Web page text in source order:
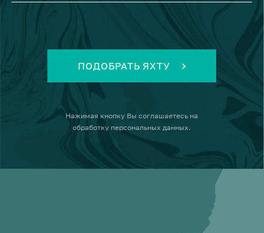
ПОДОБРАТЬ ЯХТУ
Нажимая кнопку Вы соглашаетесь на
обработку персональных данных.